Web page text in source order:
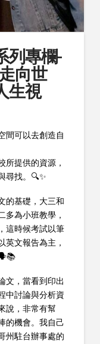
列專欄-
向世
生視
間可以去創造自
所提供的資源，
尋找。🔍✨
的基礎，大三和
多為小班教學，
這時候考試以筆
英文報告為主，
🗣️📚
文，當看到印出
中討論與分析資
說，非常有幫
的機會。我自己
州駐台辦事處的